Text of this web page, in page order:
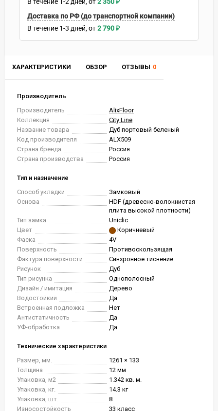
ХАРАКТЕРИСТИКИ ОБЗОР ОТЗЫВЫ 0
Производитель
Производитель
AlixFloor
Коллекция
City Line
Название товара
Дуб портовый беленый
Код производителя
ALX509
Страна бренда
Россия
Страна производства
Россия
Тип и назначение
Способ укладки
Замковый
Основа
HDF (древесно-волокнистая
плита высокой плотности)
Тип замка
Uniclic
Цвет
Коричневый
Фаска
4V
Поверхность
Противоскользящая
Фактура поверхности
Синхронное тиснение
Рисунок
Дуб
Тип рисунка
Однополосный
Дизайн / имитация
Дерево
Водостойкий
Да
Встроенная подложка
Нет
Антистатичность
Да
УФ-обработка
Да
Технические характеристики
Размер, мм.
1261 × 133
Толщина
12 мм
Упаковка, м2
1.342 кв. м.
Упаковка, кг.
14.3 кг
Упаковка, шт.
8
Износостойкость
33 класс
Доставка по РФ (до транспортной компании)
В течение 1-3 дней 2 790₽